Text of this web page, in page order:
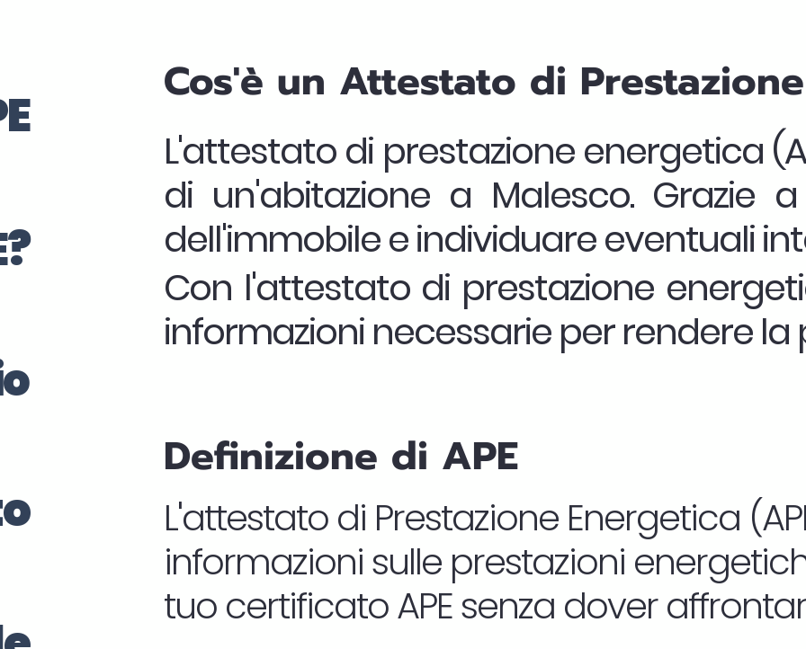
Cos'è un Attestato di
L'attestato di prestazione energetica
di un'abitazione a Malesco. Grazie
dell'immobile e individuare eventuali
Con l'attestato di prestazione
informazioni necessarie per rendere
Definizione di APE
L'attestato di Prestazione Energetica
informazioni sulle prestazioni
tuo certificato APE senza dover